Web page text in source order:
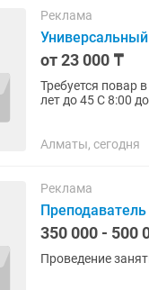
Реклама
от 23 000 ₸
Требуется повар в
лет до 45 С 8:00
Алматы, сегодня
Реклама
350 000 - 500
Проведение